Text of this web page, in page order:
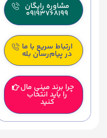
مشاوره رایگان
09193768199
ارتباط سریع با ما
در پیام‌رسان بله
چرا برند مینی مال
را باید انتخاب
کنید